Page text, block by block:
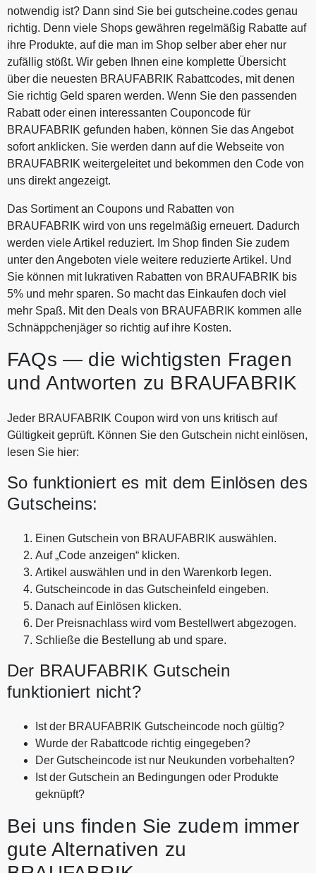
notwendig ist? Dann sind Sie bei gutscheine.codes genau
richtig. Denn viele Shops gewähren regelmäßig Rabatte auf
ihre Produkte, auf die man im Shop selber aber eher nur
zufällig stößt. Wir geben Ihnen eine komplette Übersicht
über die neuesten BRAUFABRIK Rabattcodes, mit denen
Sie richtig Geld sparen werden. Wenn Sie den passenden
Rabatt oder einen interessanten Couponcode für
BRAUFABRIK gefunden haben, können Sie das Angebot
sofort anklicken. Sie werden dann auf die Webseite von
BRAUFABRIK weitergeleitet und bekommen den Code von
uns direkt angezeigt.
Das Sortiment an Coupons und Rabatten von
BRAUFABRIK wird von uns regelmäßig erneuert. Dadurch
werden viele Artikel reduziert. Im Shop finden Sie zudem
unter den Angeboten viele weitere reduzierte Artikel. Und
Sie können mit lukrativen Rabatten von BRAUFABRIK bis
5% und mehr sparen. So macht das Einkaufen doch viel
mehr Spaß. Mit den Deals von BRAUFABRIK kommen alle
Schnäppchenjäger so richtig auf ihre Kosten.
FAQs — die wichtigsten Fragen
und Antworten zu BRAUFABRIK
Jeder BRAUFABRIK Coupon wird von uns kritisch auf
Gültigkeit geprüft. Können Sie den Gutschein nicht einlösen,
lesen Sie hier:
So funktioniert es mit dem Einlösen des
Gutscheins:
Einen Gutschein von BRAUFABRIK auswählen.
Auf „Code anzeigen“ klicken.
Artikel auswählen und in den Warenkorb legen.
Gutscheincode in das Gutscheinfeld eingeben.
Danach auf Einlösen klicken.
Der Preisnachlass wird vom Bestellwert abgezogen.
Schließe die Bestellung ab und spare.
Der BRAUFABRIK Gutschein
funktioniert nicht?
Ist der BRAUFABRIK Gutscheincode noch gültig?
Wurde der Rabattcode richtig eingegeben?
Der Gutscheincode ist nur Neukunden vorbehalten?
Ist der Gutschein an Bedingungen oder Produkte
geknüpft?
Bei uns finden Sie zudem immer
gute Alternativen zu